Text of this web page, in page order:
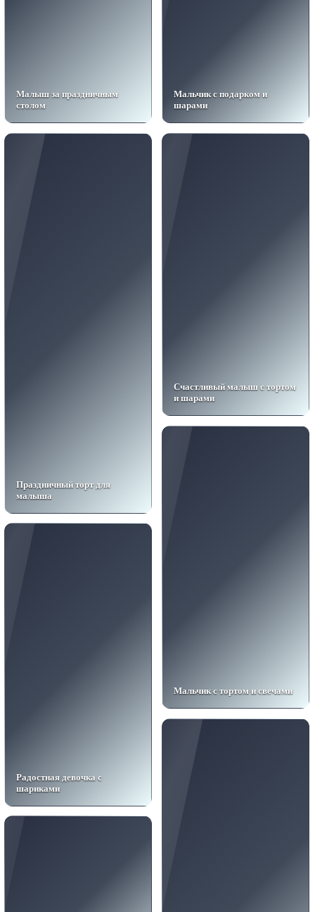
Малыш за праздничным
столом
Мальчик с подарком и
шарами
Праздничный торт для
малыша
Счастливый малыш с тортом
и шарами
Мальчик с тортом и свечами
Радостная девочка с
шариками